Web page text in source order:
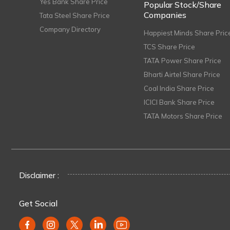
Tata Steel Share Price
Company Directory
Popular Stock/Share
Companies
Happiest Minds Share
TCS Share Price
TATA Power Share Price
Bharti Airtel Share Price
Coal India Share Price
ICICI Bank Share Price
TATA Motors Share Price
Disclaimer :
Get Social